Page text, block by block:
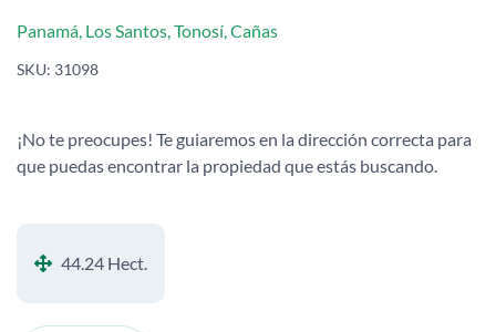
Panamá, Los Santos, Tonosí, Cañas
SKU: 31098
¡No te preocupes! Te guiaremos en la dirección correcta para
que puedas encontrar la propiedad que estás buscando.
44.24 Hect.